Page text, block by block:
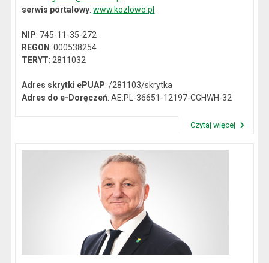
serwis portalowy:www.kozlowo.pl
NIP: 745-11-35-272
REGON: 000538254
TERYT: 2811032
Adres skrytki ePUAP: /281103/skrytka
Adres do e-Doręczeń: AE:PL-36651-12197-CGHWH-32
Czytaj więcej